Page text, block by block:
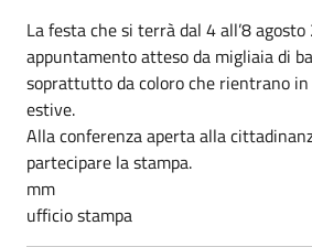
La festa che si terrà dal 4 all’8
appuntamento atteso da migliaia di
soprattutto da coloro che rientrano
estive.
Alla conferenza aperta alla
partecipare la stampa.
mm
ufficio stampa